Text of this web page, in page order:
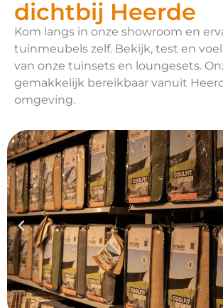
dichtbij Heerde
Kom langs in onze showroom en
tuinmeubels zelf. Bekijk, test en
van onze tuinsets en loungesets.
gemakkelijk bereikbaar vanuit
omgeving.